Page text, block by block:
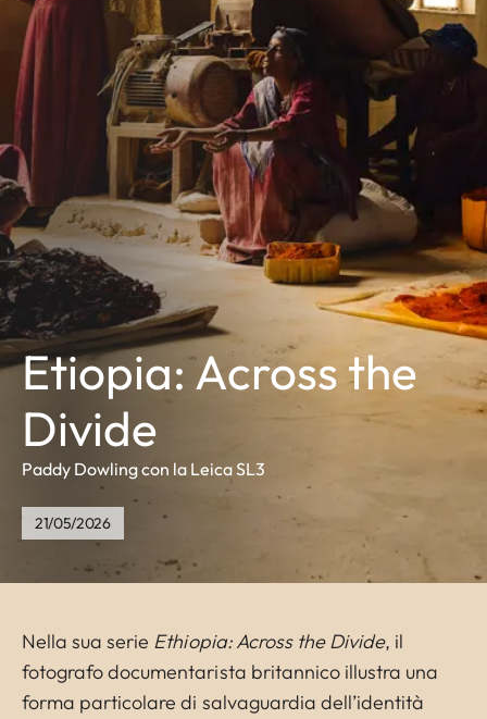
Etiopia: Across the
Divide
Paddy Dowling con la Leica SL3
21/05/2026
Nella sua serie Ethiopia: Across the Divide, il
fotografo documentarista britannico illustra una
forma particolare di salvaguardia dell’identità